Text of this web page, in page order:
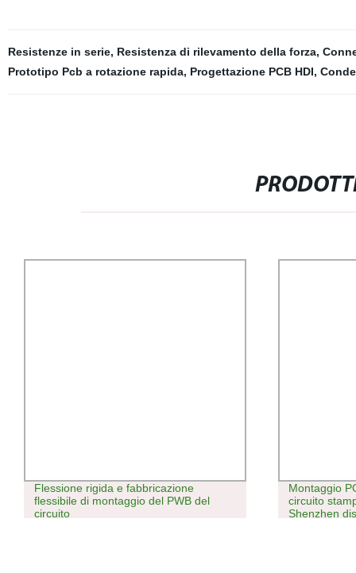
Resistenze in serie, Resistenza di rilevamento della forza,
Prototipo Pcb a rotazione rapida, Progettazione PCB HDI,
Flessione rigida e fabbricazione
flessibile di montaggio del PWB del
circuito
Montaggio
circuito
Shenzhen